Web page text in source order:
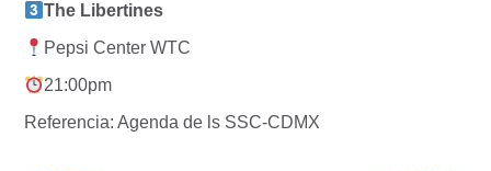
The Libertines
Pepsi Center WTC
21:00pm
Referencia: Agenda de ls SSC-CDMX